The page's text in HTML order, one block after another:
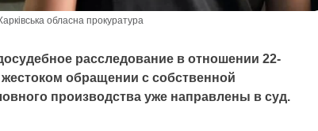
обласна прокуратура
расследование в отношении 22-
обращении с собственной
производства уже направлены в суд.